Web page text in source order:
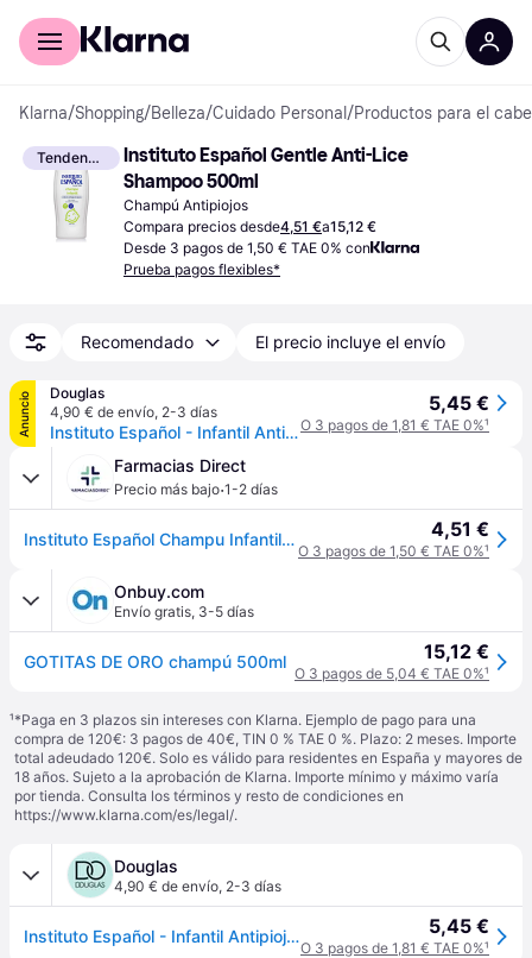
Comprar con Klarna
Klarna/Shopping/Belleza/Cuidado Personal /Productos para el
Tendencia
Instituto Español Gentle Anti-Lice
Shampoo 500ml
Champú Antipiojos
Compara precios desde4,51 €a15,12 €
Desde 3 pagos de 1,50 € TAE 0% con
Prueba pagos flexibles*
Recomendado El precio incluye el envío
Anuncio
Douglas
4,90 € de envío, 2-3 días
Instituto Español - Infantil Antipiojos Champús 500 ml unisex
5,45 €
O 3 pagos de 1,81 € TAE 0%¹
Farmacias Direct
Precio más bajo·1-2 días
Instituto Español Champu Infantil Antipiojos - 500 Ml. 4,51 €
O 3 pagos de 1,50 € TAE 0%¹
Onbuy.com
Envío gratis, 3-5 días
GOTITAS DE ORO champú 500ml 15,12 €
O 3 pagos de 5,04 € TAE 0%¹
¹*Paga en 3 plazos sin intereses con Klarna. Ejemplo de pago para una
compra de 120€: 3 pagos de 40€, TIN 0 % TAE 0 %. Plazo: 2 meses. Importe
total adeudado 120€. Solo es válido para residentes en España y mayores de
18 años. Sujeto a la aprobación de Klarna. Importe mínimo y máximo varía
por tienda. Consulta los términos y resto de condiciones en
https://www.klarna.com/es/legal/.
Douglas
4,90 € de envío, 2-3 días
Instituto Español - Infantil Antipiojos Champús 500 ml unisex 5,45 €
O 3 pagos de 1,81 € TAE 0%¹